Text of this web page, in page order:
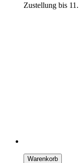
Zustellung bis
Warenkorb